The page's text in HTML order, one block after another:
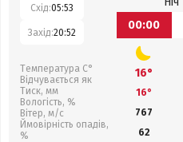
Схід:05:53
Захід:20:52
Температура С°
Відчувається як
Тиск, мм
Вологість, %
Вітер, м/с
Ймовірність опадів,
%
00:00
16°
16°
767
62